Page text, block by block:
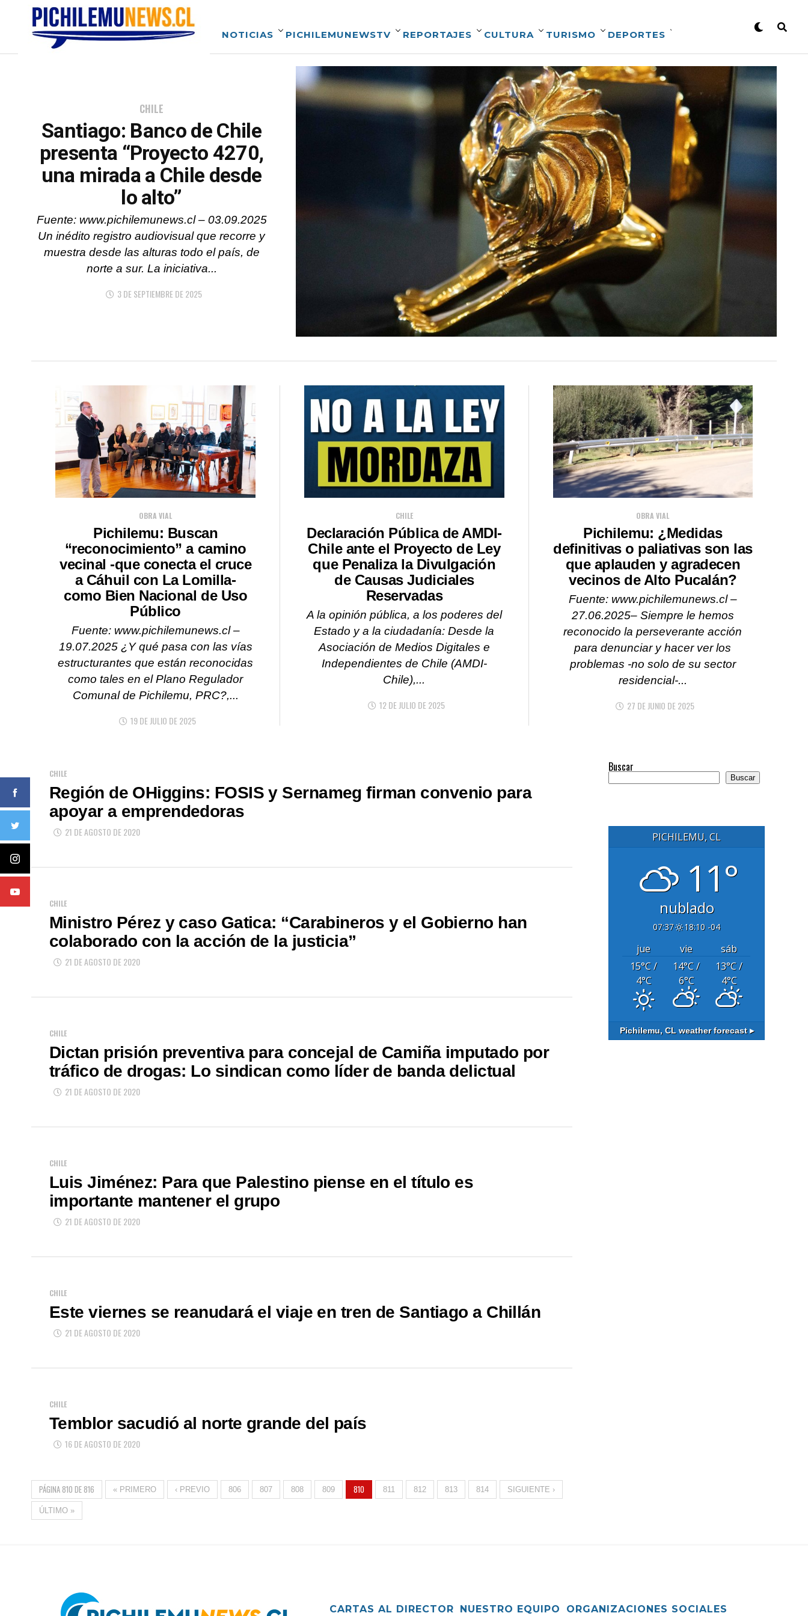
NOTICIAS PICHILEMUNEWSTV REPORTAJES CULTURA TURISMO DEPORTES
CHILE
Santiago: Banco de Chile
presenta “Proyecto 4270,
una mirada a Chile desde
lo alto”
Fuente: www.pichilemunews.cl – 03.09.2025
Un inédito registro audiovisual que recorre y
muestra desde las alturas todo el país, de
norte a sur. La iniciativa...
3 DE SEPTIEMBRE DE 2025
OBRA VIAL
Pichilemu: Buscan
“reconocimiento” a camino
vecinal -que conecta el cruce
a Cáhuil con La Lomilla-
como Bien Nacional de Uso
Público
Fuente: www.pichilemunews.cl –
19.07.2025 ¿Y qué pasa con las vías
estructurantes que están reconocidas
como tales en el Plano Regulador
Comunal de Pichilemu, PRC?,...
19 DE JULIO DE 2025
CHILE
Declaración Pública de AMDI-
Chile ante el Proyecto de Ley
que Penaliza la Divulgación
de Causas Judiciales
Reservadas
A la opinión pública, a los poderes del
Estado y a la ciudadanía: Desde la
Asociación de Medios Digitales e
Independientes de Chile (AMDI-
Chile),...
12 DE JULIO DE 2025
OBRA VIAL
Pichilemu: ¿Medidas
definitivas o paliativas son las
que aplauden y agradecen
vecinos de Alto Pucalán?
Fuente: www.pichilemunews.cl –
27.06.2025– Siempre le hemos
reconocido la perseverante acción
para denunciar y hacer ver los
problemas -no solo de su sector
residencial-...
27 DE JUNIO DE 2025
CHILE
Región de OHiggins: FOSIS y Sernameg firman convenio para
apoyar a emprendedoras
21 DE AGOSTO DE 2020
CHILE
Ministro Pérez y caso Gatica: “Carabineros y el Gobierno han
colaborado con la acción de la justicia”
21 DE AGOSTO DE 2020
CHILE
Dictan prisión preventiva para concejal de Camiña imputado por
tráfico de drogas: Lo sindican como líder de banda delictual
21 DE AGOSTO DE 2020
CHILE
Luis Jiménez: Para que Palestino piense en el título es
importante mantener el grupo
21 DE AGOSTO DE 2020
CHILE
Este viernes se reanudará el viaje en tren de Santiago a Chillán
21 DE AGOSTO DE 2020
CHILE
Temblor sacudió al norte grande del país
16 DE AGOSTO DE 2020
PÁGINA 810 DE 816 « PRIMERO ‹ PREVIO 806 807 808 809 810 811 812 813 814 SIGUIENTE ›
ÚLTIMO »
Buscar
Buscar
PICHILEMU, CL
11°
nublado
07:37 18:10 -04
jue vie
sáb
15°C/
4°C
14°C/
6°C
13°C/
4°C
Pichilemu, CL weather forecast ▸
CARTAS AL DIRECTOR NUESTRO EQUIPO
ORGANIZACIONES SOCIALES